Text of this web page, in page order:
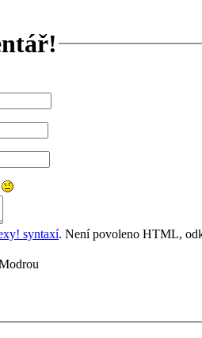
syntaxí. Není povoleno HTML,